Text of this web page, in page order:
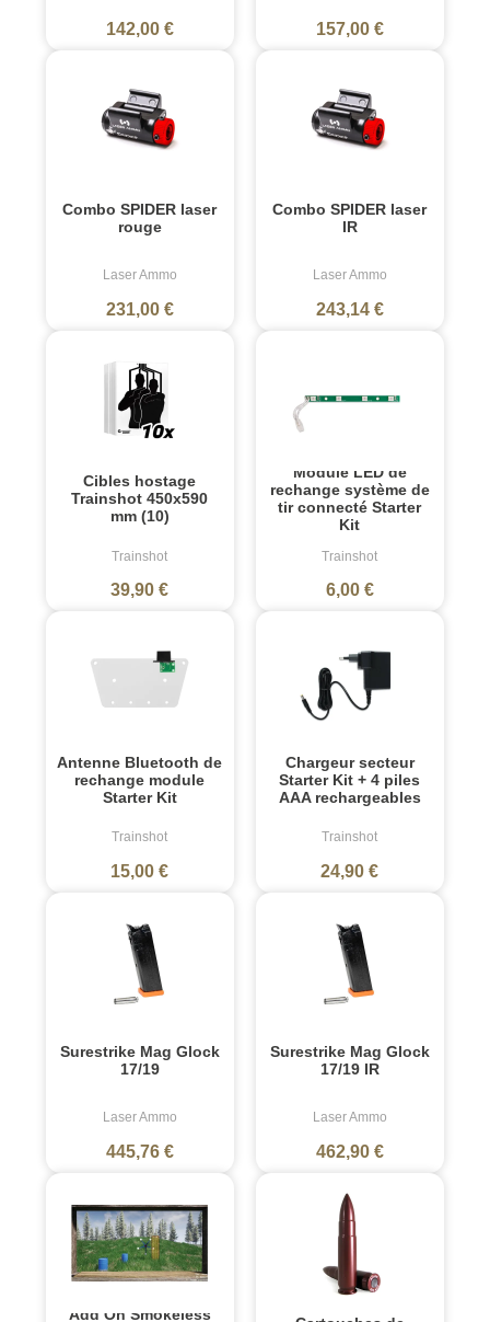
142,00 € 157,00 €
Combo SPIDER laser
rouge
Laser Ammo
231,00 €
Combo SPIDER laser
IR
Laser Ammo
243,14 €
Cibles hostage
Trainshot 450x590
mm (10)
Trainshot
39,90 €
Module LED de
rechange système de
tir connecté Starter
Kit
Trainshot
6,00 €
Antenne Bluetooth de
rechange module
Starter Kit
Trainshot
15,00 €
Chargeur secteur
Starter Kit + 4 piles
AAA rechargeables
Trainshot
24,90 €
Surestrike Mag Glock
17/19
Laser Ammo
445,76 €
Surestrike Mag Glock
17/19 IR
Laser Ammo
462,90 €
Add On Smokeless